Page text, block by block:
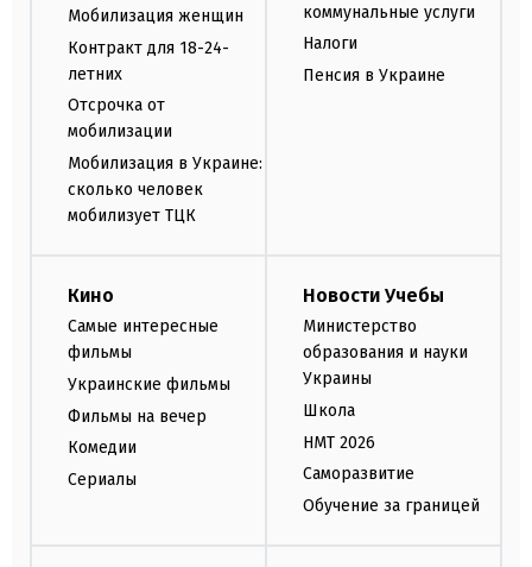
Мобилизация женщин
Контракт для 18-24-
летних
Отсрочка от
мобилизации
Мобилизация в Украине:
сколько человек
мобилизует ТЦК
коммунальные услуги
Налоги
Пенсия в Украине
Кино
Самые интересные
фильмы
Украинские фильмы
Фильмы на вечер
Комедии
Сериалы
Новости Учебы
Министерство
образования и науки
Украины
Школа
НМТ 2026
Саморазвитие
Обучение за границей